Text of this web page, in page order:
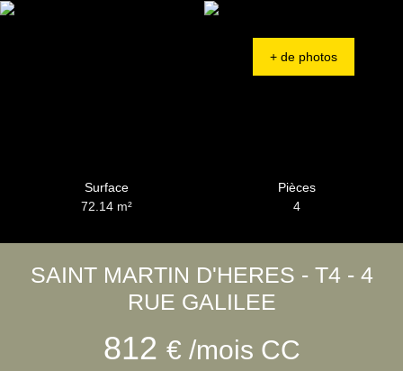
+ de photos
Surface
72.14 m²
Pièces
4
SAINT MARTIN D'HERES - T4 - 4
RUE GALILEE
812 € /mois CC